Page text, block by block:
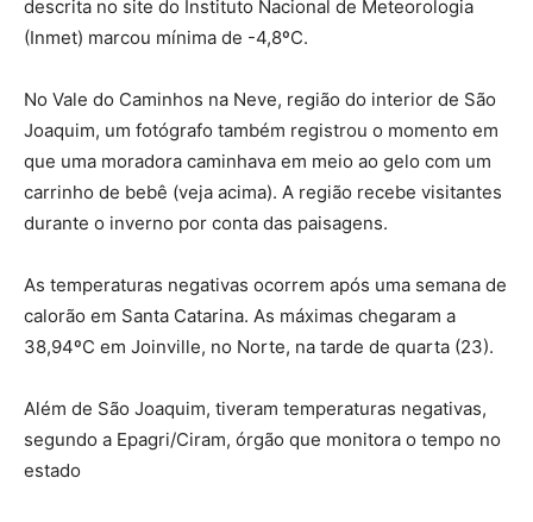
descrita no site do Instituto Nacional de Meteorologia
(Inmet) marcou mínima de -4,8ºC.
No Vale do Caminhos na Neve, região do interior de São
Joaquim, um fotógrafo também registrou o momento em
que uma moradora caminhava em meio ao gelo com um
carrinho de bebê (veja acima). A região recebe visitantes
durante o inverno por conta das paisagens.
As temperaturas negativas ocorrem após uma semana de
calorão em Santa Catarina. As máximas chegaram a
38,94ºC em Joinville, no Norte, na tarde de quarta (23).
Além de São Joaquim, tiveram temperaturas negativas,
segundo a Epagri/Ciram, órgão que monitora o tempo no
estado